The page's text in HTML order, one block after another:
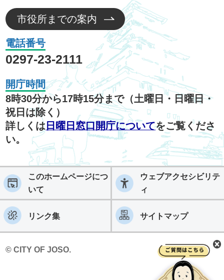
市役所までの案内
電話番号
0297-23-2111
開庁時間
8時30分から17時15分まで（土曜日・日曜日・
祝日は除く）
詳しくは 日曜日窓口開庁についてをご覧くださ
い。
このホームページにつ
いて
ウェブアクセシビリテ
ィ
リンク集 サイトマップ
© CITY OF JOSO.